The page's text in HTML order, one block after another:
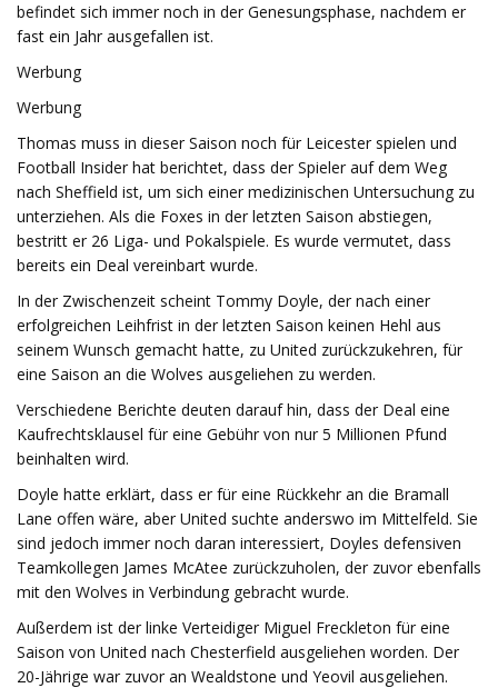
befindet sich immer noch in der Genesungsphase, nachdem er
fast ein Jahr ausgefallen ist.
Werbung
Werbung
Thomas muss in dieser Saison noch für Leicester spielen und
Football Insider hat berichtet, dass der Spieler auf dem Weg
nach Sheffield ist, um sich einer medizinischen Untersuchung zu
unterziehen. Als die Foxes in der letzten Saison abstiegen,
bestritt er 26 Liga- und Pokalspiele. Es wurde vermutet, dass
bereits ein Deal vereinbart wurde.
In der Zwischenzeit scheint Tommy Doyle, der nach einer
erfolgreichen Leihfrist in der letzten Saison keinen Hehl aus
seinem Wunsch gemacht hatte, zu United zurückzukehren, für
eine Saison an die Wolves ausgeliehen zu werden.
Verschiedene Berichte deuten darauf hin, dass der Deal eine
Kaufrechtsklausel für eine Gebühr von nur 5 Millionen Pfund
beinhalten wird.
Doyle hatte erklärt, dass er für eine Rückkehr an die Bramall
Lane offen wäre, aber United suchte anderswo im Mittelfeld. Sie
sind jedoch immer noch daran interessiert, Doyles defensiven
Teamkollegen James McAtee zurückzuholen, der zuvor ebenfalls
mit den Wolves in Verbindung gebracht wurde.
Außerdem ist der linke Verteidiger Miguel Freckleton für eine
Saison von United nach Chesterfield ausgeliehen worden. Der
20-Jährige war zuvor an Wealdstone und Yeovil ausgeliehen.